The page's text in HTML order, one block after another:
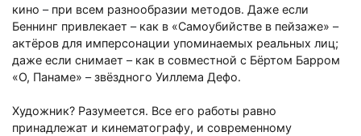
кино – при всем разнообразии методов. Даже если
Беннинг привлекает – как в «Самоубийстве в пейзаже» –
актёров для имперсонации упоминаемых реальных лиц;
даже если снимает – как в совместной с Бёртом Барром
«О, Панаме» –звёздного Уиллема Дефо.
Художник? Разумеется. Все его работы равно
принадлежат и кинематографу, и современному